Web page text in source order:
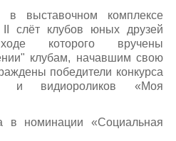
выставочном комплексе
II слёт клубов юных друзей
которого вручены
клубам, начавшим свою
победители конкурса
и видиороликов «Моя
в номинации «Социальная